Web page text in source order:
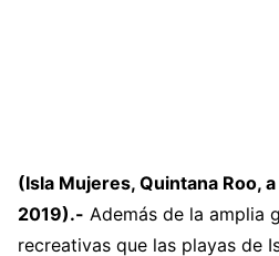
(Isla Mujeres, Quintana Roo,
2019).- Además de la amplia
recreativas que las playas de